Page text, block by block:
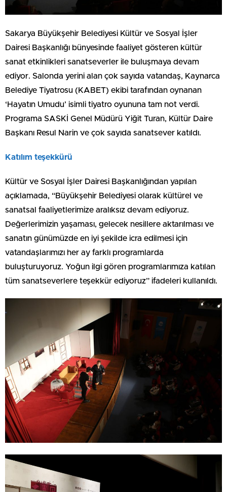
Sakarya Büyükşehir Belediyesi Kültür ve Sosyal İşler
Dairesi Başkanlığı bünyesinde faaliyet gösteren kültür
sanat etkinlikleri sanatseverler ile buluşmaya devam
ediyor. Salonda yerini alan çok sayıda vatandaş, Kaynarca
Belediye Tiyatrosu (KABET) ekibi tarafından oynanan
‘Hayatın Umudu’ isimli tiyatro oyununa tam not verdi.
Programa SASKİ Genel Müdürü Yiğit Turan, Kültür Daire
Başkanı Resul Narin ve çok sayıda sanatsever katıldı.
Katılım teşekkürü
Kültür ve Sosyal İşler Dairesi Başkanlığından yapılan
açıklamada, “Büyükşehir Belediyesi olarak kültürel ve
sanatsal faaliyetlerimize aralıksız devam ediyoruz.
Değerlerimizin yaşaması, gelecek nesillere aktarılması ve
sanatın günümüzde en iyi şekilde icra edilmesi için
vatandaşlarımızı her ay farklı programlarda
buluşturuyoruz. Yoğun ilgi gören programlarımıza katılan
tüm sanatseverlere teşekkür ediyoruz” ifadeleri kullanıldı.